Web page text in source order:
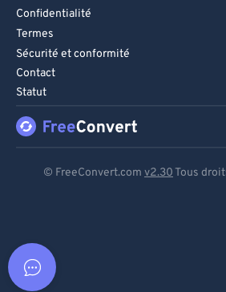
Confidentialité
Termes
Sécurité et conformité
Contact
Statut
© FreeConvert.com v2.30 Tous